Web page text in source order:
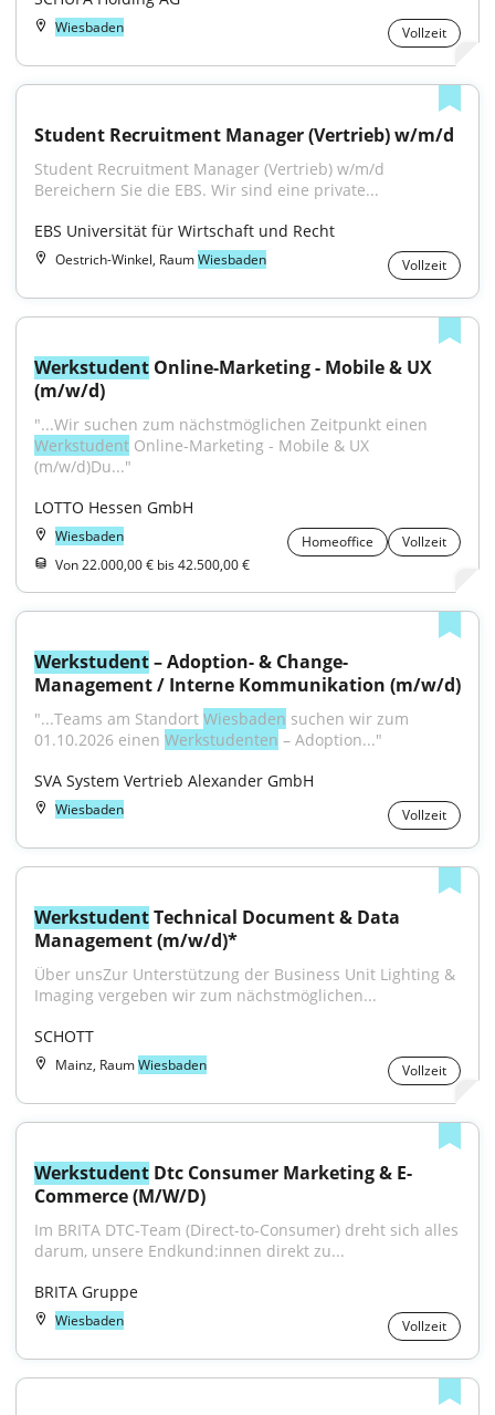
Wiesbaden Vollzeit
Student Recruitment Manager (Vertrieb) w/m/d
Student Recruitment Manager (Vertrieb) w/m/d
Bereichern Sie die EBS. Wir sind eine private...
EBS Universität für Wirtschaft und Recht
Oestrich-Winkel, RaumWiesbaden Vollzeit
Werkstudent Online-Marketing - Mobile & UX
(m/w/d)
Werkstudent Online-Marketing - Mobile & UX
(m/w/d)Du..."
LOTTO Hessen GmbH
Wiesbaden Homeoffice
Vollzeit
Von 22.000,00 € bis 42.500,00 €
Werkstudent – Adoption- & Change-
Management / Interne Kommunikation (m/w/d)
"...Teams am Standort Wiesbaden suchen wir zum
01.10.2026 einen Werkstudenten – Adoption..."
SVA System Vertrieb Alexander GmbH
Wiesbaden Vollzeit
Werkstudent Technical Document & Data
Management (m/w/d)*
Über unsZur Unterstützung der Business Unit Lighting &
Imaging vergeben wir zum nächstmöglichen...
SCHOTT
Mainz, RaumWiesbaden Vollzeit
Werkstudent Dtc Consumer Marketing & E-
Commerce (M/W/D)
Im BRITA DTC-Team (Direct-to-Consumer) dreht sich alles
darum, unsere Endkund:innen direkt zu...
BRITA Gruppe
Wiesbaden Vollzeit